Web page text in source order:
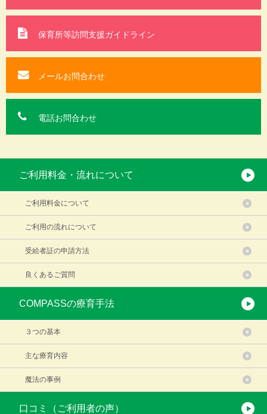
ご利用料金・流れについて
ご利用料金について
ご利用の流れについて
受給者証の申請方法
良くあるご質問
COMPASSの療育手法
３つの基本
主な療育内容
魔法の事例
口コミ（ご利用者の声）
保育所等訪問支援ガイドライン
メールお問合わせ
電話お問合わせ